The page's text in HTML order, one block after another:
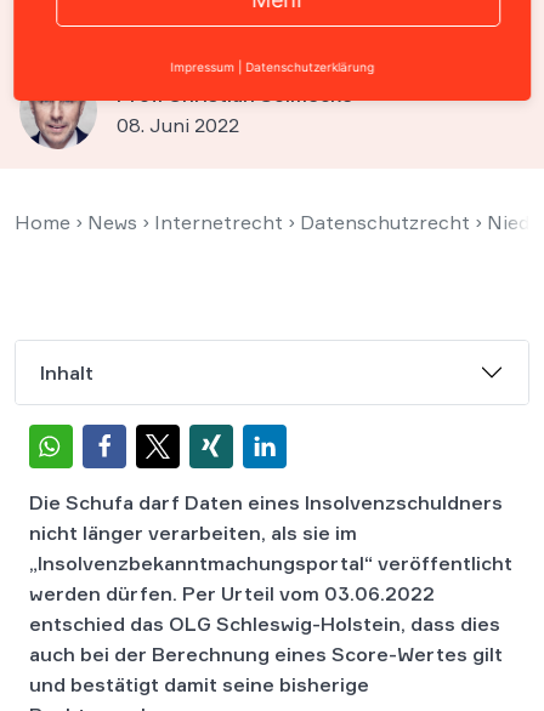
Löschungsanspruch
Prof. Christian Solmecke
08. Juni 2022
Home › News › Internetrecht › Datenschutzrecht ›
Inhalt
Die Schufa darf Daten eines Insolvenzschuldners
nicht länger verarbeiten, als sie im
„Insolvenzbekanntmachungsportal“ veröffentlicht
werden dürfen. Per Urteil vom 03.06.2022
entschied das OLG Schleswig-Holstein, dass dies
auch bei der Berechnung eines Score-Wertes gilt
und bestätigt damit seine bisherige
Impressum Datenschutzerklärung